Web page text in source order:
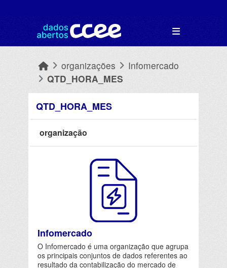
organizações
Infomercado
QTD_HORA_MES
QTD_HORA_MES
organização
Infomercado
O Infomercado é uma organização que agrupa
os principais conjuntos de dados referentes ao
resultado da contabilização do mercado de